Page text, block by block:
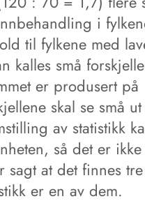
i
til fylkene med
kalles små
er produsert på
skal se små
av statistikk
så det er
sagt at det finnes tre
er en av dem.